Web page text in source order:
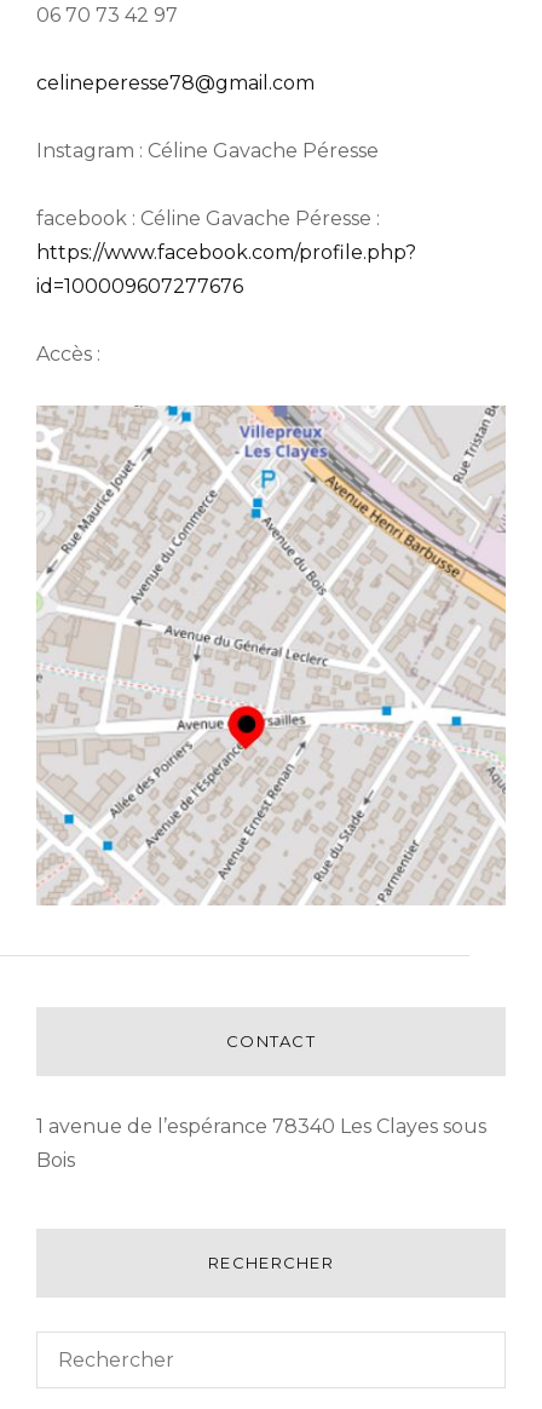
06 70 73 42 97
celineperesse78@gmail.com
Instagram : Céline Gavache Péresse
facebook : Céline Gavache Péresse :
https://www.facebook.com/profile.php?
id=100009607277676
Accès :
CONTACT
1 avenue de l’espérance 78340 Les Clayes sous
Bois
RECHERCHER
Search